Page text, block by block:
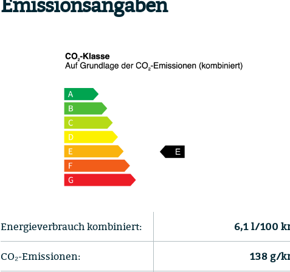
Energieverbrauch kombiniert: 6,1 l/100
CO₂-Emissionen: 138 g/